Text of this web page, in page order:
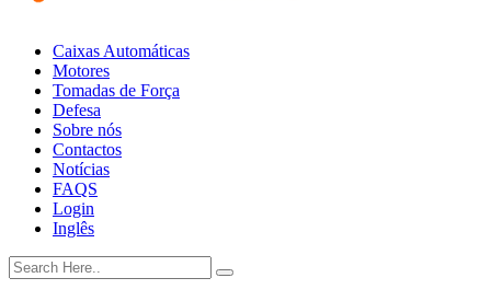
Caixas Automáticas
Motores
Tomadas de Força
Defesa
Sobre nós
Contactos
Notícias
FAQS
Login
Inglês